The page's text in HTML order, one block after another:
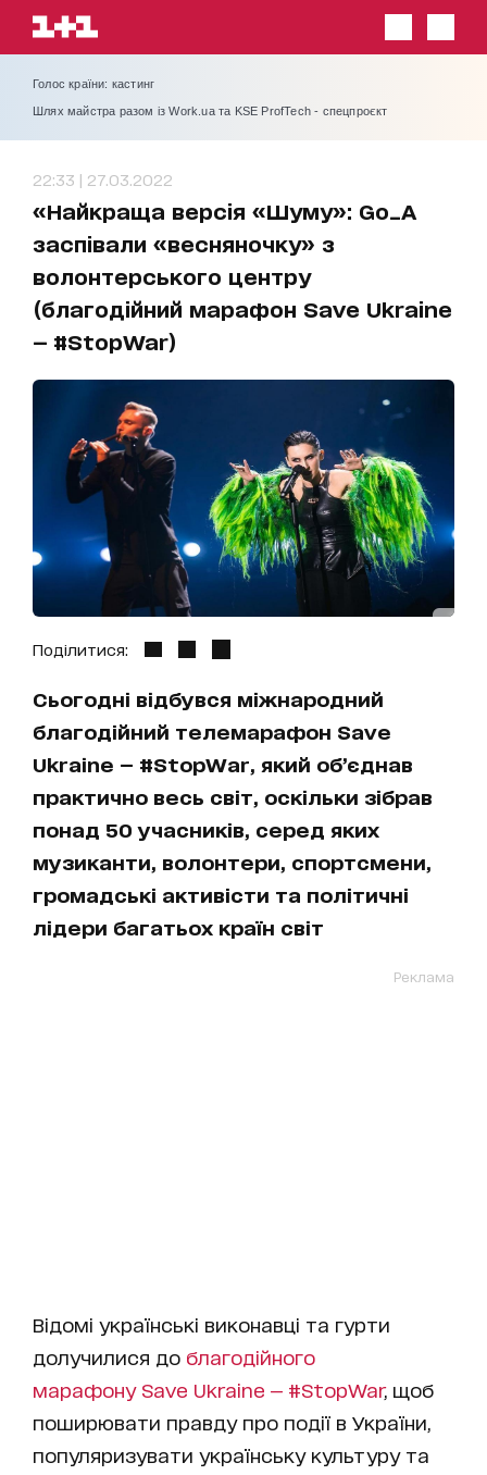
Голос країни: кастинг
Шлях майстра разом із Work.ua та KSE ProfTech - спецпроєкт
22:33 | 27.03.2022
«Найкраща версія «Шуму»: Go_A
заспівали «весняночку» з
волонтерського центру
(благодійний марафон Save Ukraine
— #StopWar)
Поділитися:
Сьогодні відбувся міжнародний
благодійний телемарафон Save
Ukraine — #StopWar, який обʼєднав
практично весь світ, оскільки зібрав
понад 50 учасників, серед яких
музиканти, волонтери, спортсмени,
громадські активісти та політичні
лідери багатьох країн світ
Реклама
Відомі українські виконавці та гурти
долучилися до благодійного
марафону Save Ukraine — #StopWar, щоб
поширювати правду про події в України,
популяризувати українську культуру та